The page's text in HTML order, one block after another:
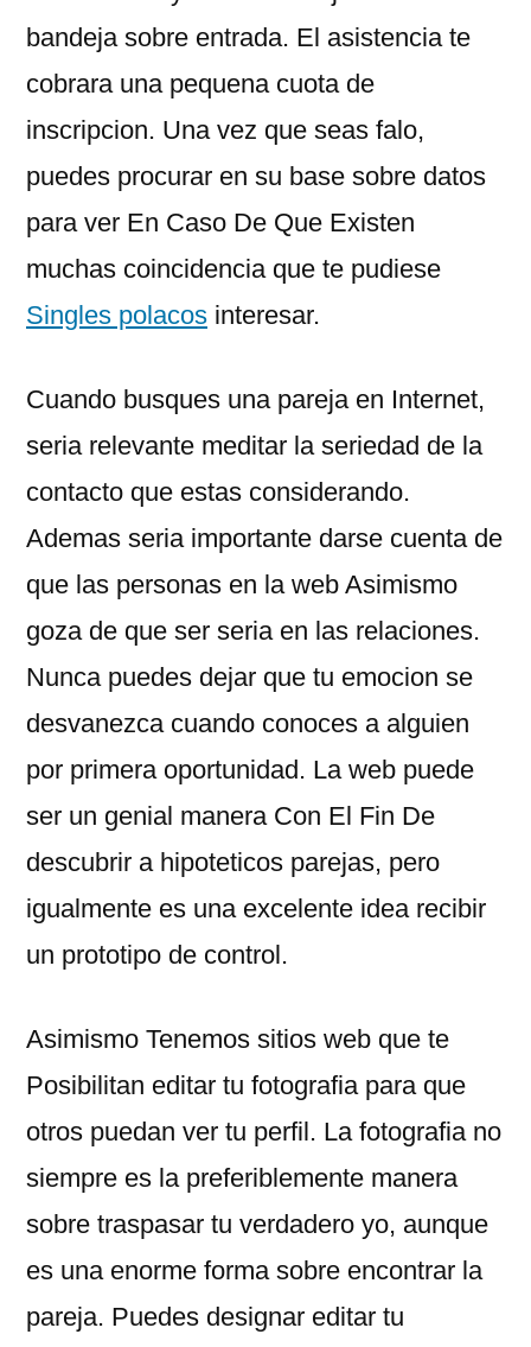
bandeja sobre entrada. El asistencia te
cobrara una pequena cuota de
inscripcion. Una vez que seas falo,
puedes procurar en su base sobre datos
para ver En Caso De Que Existen
muchas coincidencia que te pudiese
Singles polacos interesar.
Cuando busques una pareja en Internet,
seri­a relevante meditar la seriedad de la
contacto que estas considerando.
Ademas seri­a importante darse cuenta de
que las personas en la web Asimismo
goza de que ser seria en las relaciones.
Nunca puedes dejar que tu emocion se
desvanezca cuando conoces a alguien
por primera oportunidad. La web puede
ser un genial manera Con El Fin De
descubrir a hipoteticos parejas, pero
igualmente es una excelente idea recibir
un prototipo de control.
Asimismo Tenemos sitios web que te
Posibilitan editar tu fotografia para que
otros puedan ver tu perfil. La fotografia no
siempre es la preferiblemente manera
sobre traspasar tu verdadero yo, aunque
es una enorme forma sobre encontrar la
pareja. Puedes designar editar tu